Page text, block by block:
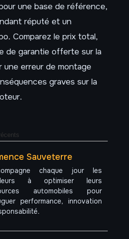
une base de référence,
réputé et un
Comparez le prix total,
de garantie offerte sur la
une erreur de montage
graves sur la
Sauveterre
chaque jour les
à optimiser leurs
automobiles pour
performance, innovation